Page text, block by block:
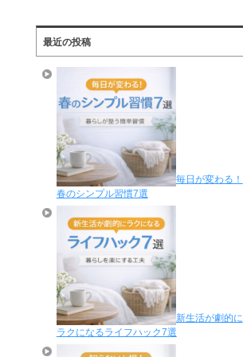
最近の投稿
毎日が変わる！
春のシンプル習慣7選
新生活が劇的に
ラクになるライフハック7選